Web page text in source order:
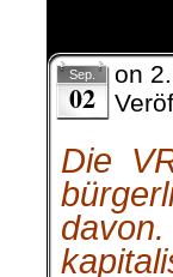
Sep.
02
on
Die